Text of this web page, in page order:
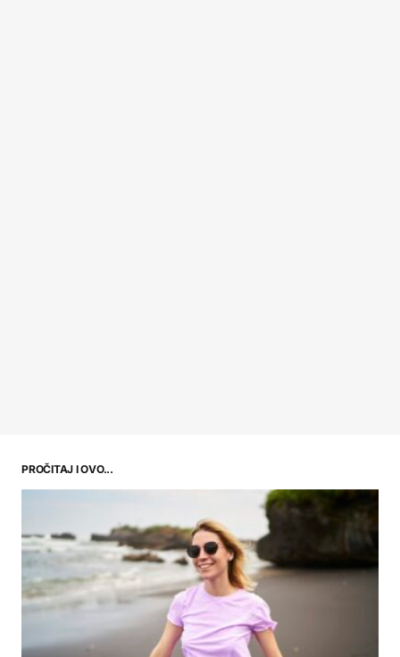
PROČITAJ I OVO...